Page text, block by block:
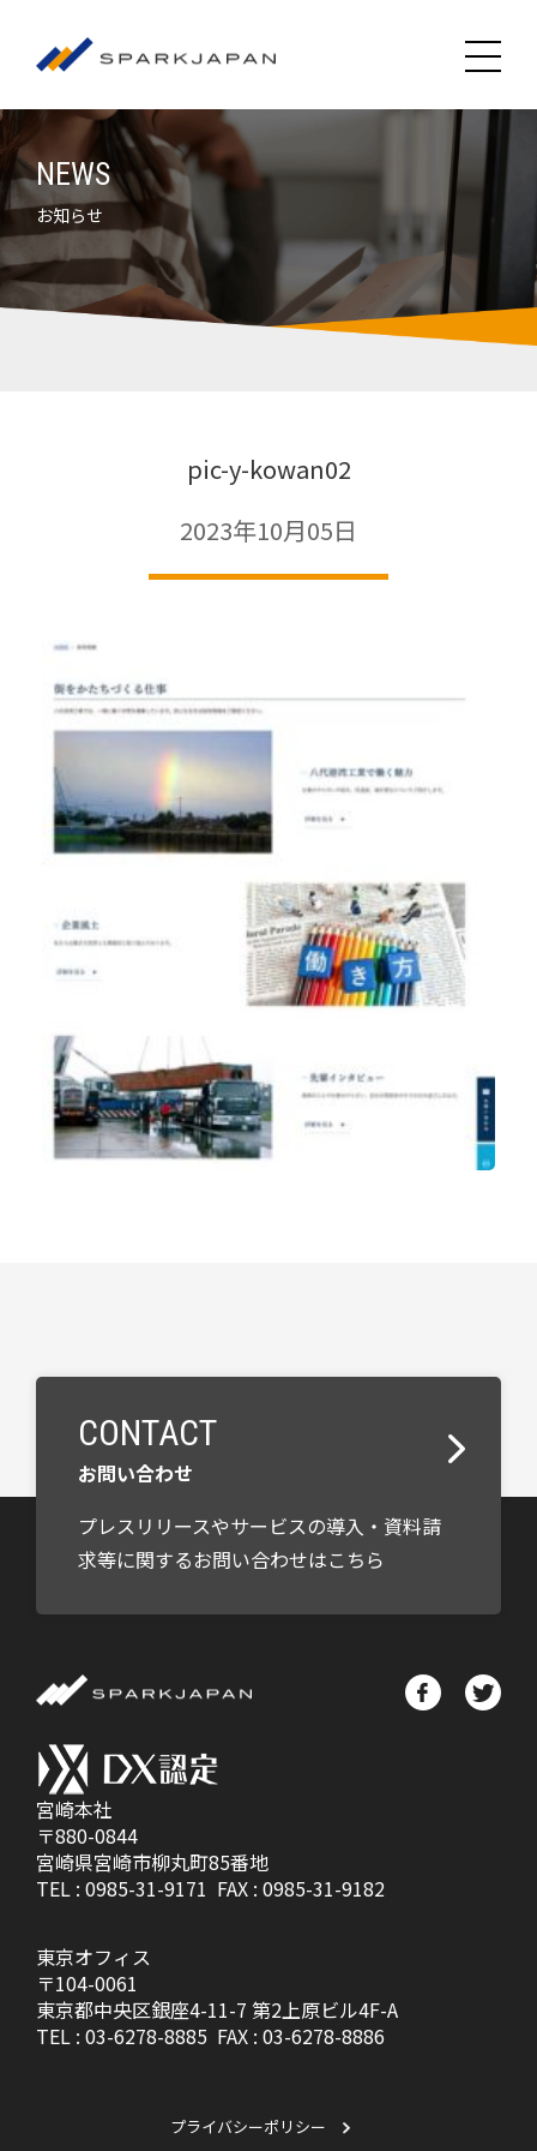
NEWS
お知らせ
pic-y-kowan02
2023年10月05日
CONTACT
お問い合わせ
プレスリリースやサービスの導入・資料請
求等に関するお問い合わせはこちら
宮崎本社
〒880-0844
宮崎県宮崎市柳丸町85番地
TEL : 0985-31-9171 FAX : 0985-31-9182
東京オフィス
〒104-0061
東京都中央区銀座4-11-7 第2上原ビル4F-A
TEL : 03-6278-8885 FAX : 03-6278-8886
プライバシーポリシー